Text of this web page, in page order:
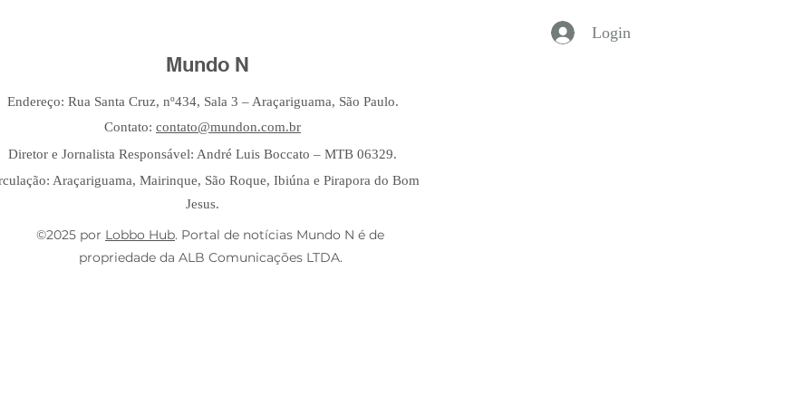
Login
Mundo N
Endereço: Rua Santa Cruz, nº434, Sala 3 – Araçariguama, São Paulo.
Contato: contato@mundon.com.br
Diretor e Jornalista Responsável: André Luis Boccato – MTB 06329.
Araçariguama, Mairinque, São Roque, Ibiúna e Pirapora do Bom
Jesus.
©2025 por Lobbo Hub. Portal de notícias Mundo N é de
propriedade da ALB Comunicações LTDA.